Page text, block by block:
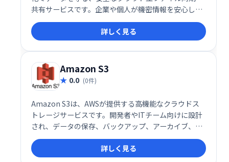
共有サービスです。企業や個人が機密情報を安心して
管理・共有し、外部とのコラボレーションを円滑に進
めることができます。 他社サービスとは異なり、
Tresoritはユーザーデータにアクセスできないため、
最高のセキュリティとプライバシーを保証します。安
心して重要なファイルを保管・共有したい方におすす
めです。
詳しく見る
Amazon S3
0.0 (0件)
Amazon S3は、AWSが提供する高機能なクラウドス
トレージサービスです。開発者やITチーム向けに設計
され、データの保存、バックアップ、アーカイブ、リ
カバリを簡単かつ効率的に実現します。世界中からア
クセス可能な柔軟性と高い信頼性を備え、大規模なデ
詳しく見る